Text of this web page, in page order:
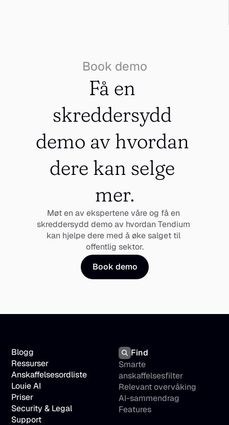
Book demo
Få en
skreddersydd
demo av hvordan
dere kan selge
mer.
Møt en av ekspertene våre og få en
skreddersydd demo av hvordan Tendium
kan hjelpe dere med å øke salget til
offentlig sektor.
Book demo
Blogg
Ressurser
Anskaffelsesordliste
Louie AI
Priser
Security & Legal
Support
Find
Smarte
anskaffelsesfilter
Relevant overvåking
AI-sammendrag
Features